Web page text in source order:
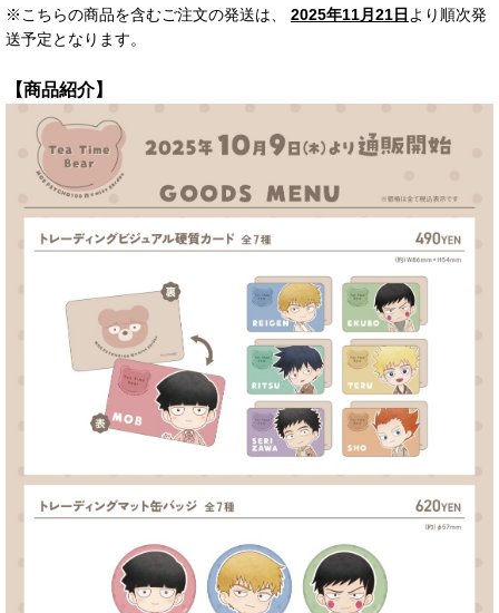
※こちらの商品を含むご注文の発送は、 2025年11月21日 より順次発
送予定となります。
【商品紹介】